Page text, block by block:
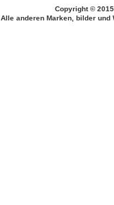
Copyright ©
Alle anderen Marken, bilder und